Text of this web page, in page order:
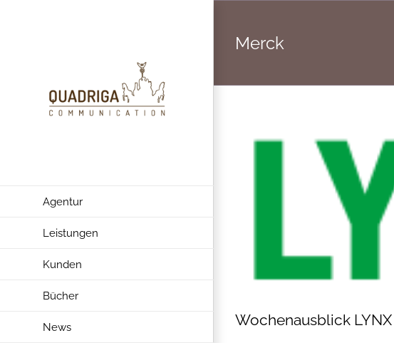
Agentur
Leistungen
Kunden
Bücher
News
Merck
Wochenausblick